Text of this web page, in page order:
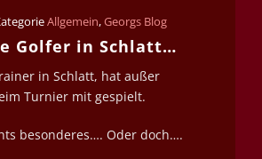
Allgemein,Georgs Blog
Golfer in Schlatt…
in Schlatt, hat außer
Turnier mit gespielt.
besonderes…. Oder doch….